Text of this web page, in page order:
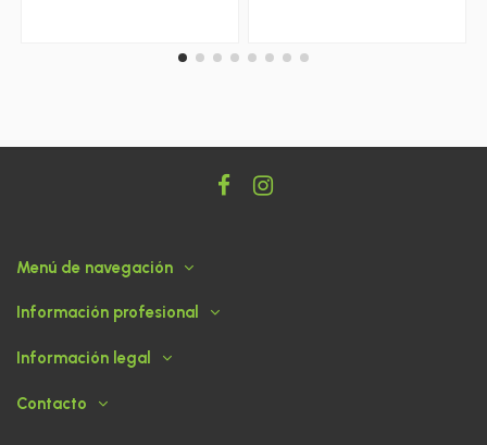
Menú de navegación
Información profesional
Información legal
Contacto